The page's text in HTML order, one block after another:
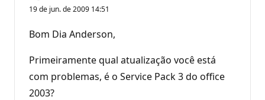
19 de jun. de 2009 14:51
Bom Dia Anderson,
Primeiramente qual atualização você está
com problemas, é o Service Pack 3 do office
2003?